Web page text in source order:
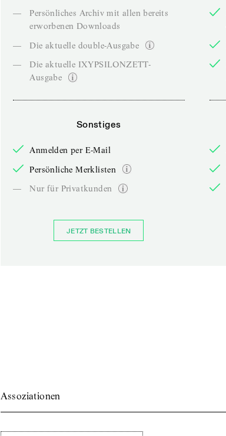
—
Persönliches Archiv mit allen bereits
erworbenen Downloads
—
Die aktuelle double-Ausgabe
—
Die aktuelle IXYPSILONZETT-
Ausgabe
Sonstiges
Anmelden per E-Mail
Persönliche Merklisten
—
Nur für Privatkunden
JETZT BESTELLEN
Assoziationen